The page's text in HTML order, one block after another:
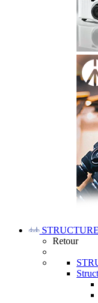
Retour